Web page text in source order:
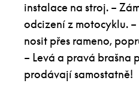
instalace na stroj. –
odcizení z motocyklu. –
nosit přes rameno,
– Levá a pravá brašna
prodávají samostatně!